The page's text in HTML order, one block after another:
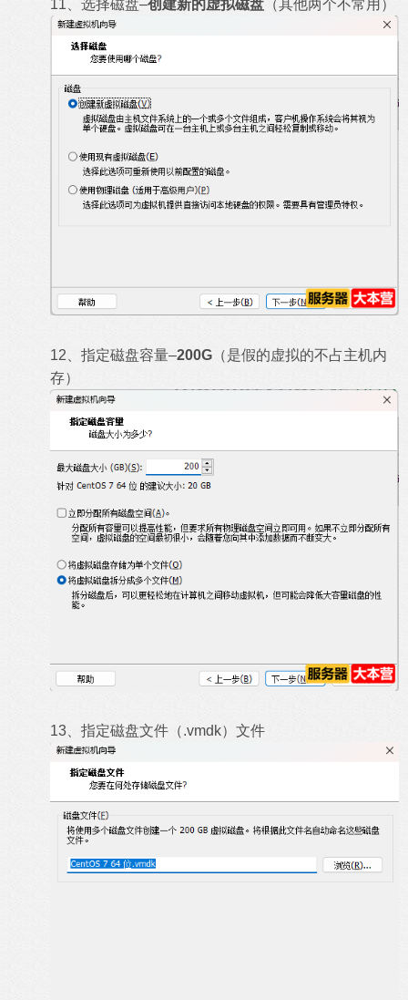
11、选择磁盘–创建新的虚拟磁盘 （其他两个不常用）
12、指定磁盘容量–200G （是假的虚拟的不占主机内
存）
13、指定磁盘文件（.vmdk）文件